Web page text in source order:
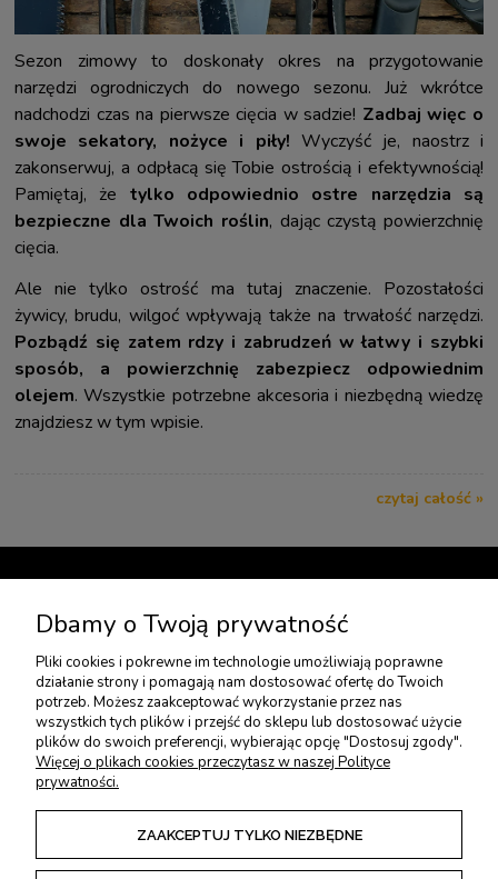
Sezon zimowy to doskonały okres na przygotowanie
narzędzi ogrodniczych do nowego sezonu. Już wkrótce
nadchodzi czas na pierwsze cięcia w sadzie! Zadbaj więc o
swoje sekatory, nożyce i piły! Wyczyść je, naostrz i
zakonserwuj, a odpłacą się Tobie ostrością i efektywnością!
Pamiętaj, że tylko odpowiednio ostre narzędzia są
bezpieczne dla Twoich roślin, dając czystą powierzchnię
cięcia.
Ale nie tylko ostrość ma tutaj znaczenie. Pozostałości
żywicy, brudu, wilgoć wpływają także na trwałość narzędzi.
Pozbądź się zatem rdzy i zabrudzeń w łatwy i szybki
sposób, a powierzchnię zabezpiecz odpowiednim
olejem. Wszystkie potrzebne akcesoria i niezbędną wiedzę
znajdziesz w tym wpisie.
czytaj całość »
USŁUGI DODATKOWE
PŁATNOŚCI I DOSTAWA
ZWROTY I REKLAMACJE
Dbamy o Twoją prywatność
Pliki cookies i pokrewne im technologie umożliwiają poprawne
działanie strony i pomagają nam dostosować ofertę do Twoich
potrzeb. Możesz zaakceptować wykorzystanie przez nas
wszystkich tych plików i przejść do sklepu lub dostosować użycie
plików do swoich preferencji, wybierając opcję "Dostosuj zgody".
Więcej o plikach cookies przeczytasz w naszej Polityce
prywatności.
ZAAKCEPTUJ TYLKO NIEZBĘDNE